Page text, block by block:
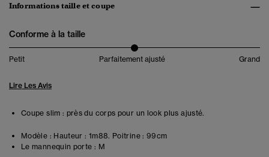
Informations taille et coupe
Conforme à la taille
Petit Parfaitement ajusté Grand
Lire Les Avis
Coupe slim : près du corps pour un look plus ajusté.
Modèle : Hauteur : 1m88. Poitrine : 99cm
Le mannequin porte : M